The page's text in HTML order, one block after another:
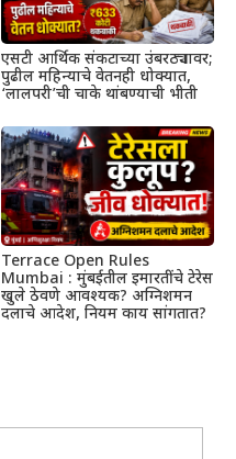
एसटी आर्थिक संकटाच्या उंबरठ्यावर;
पुढील महिन्याचे वेतनही धोक्यात,
‘लालपरी’ची चाके थांबण्याची भीती
Terrace Open Rules
Mumbai : मुंबईतील इमारतींचे टेरेस
खुले ठेवणे आवश्यक? अग्निशमन
दलाचे आदेश, नियम काय सांगतात?